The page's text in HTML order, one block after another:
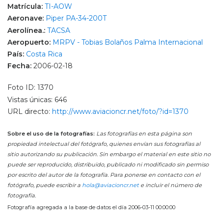
Matrícula: TI-AOW
Aeronave: Piper PA-34-200T
Aerolínea.: TACSA
Aeropuerto: MRPV - Tobias Bolaños Palma Internacional
País: Costa Rica
Fecha: 2006-02-18
Foto ID: 1370
Vistas únicas: 646
URL directo: http://www.aviacioncr.net/foto/?id=1370
Sobre el uso de la fotografías: Las fotografías en esta página son
propiedad intelectual del fotógrafo, quienes envían sus fotografías al
sitio autorizando su publicación. Sin embargo el material en este sitio no
puede ser reproducido, distribuido, publicado ni modificado sin permiso
por escrito del autor de la fotografía. Para ponerse en contacto con el
fotógrafo, puede escribir a hola@aviacioncr.nete incluir el número de
fotografía.
Fotografía agregada a la base de datos el día 2006-03-11 00:00:00